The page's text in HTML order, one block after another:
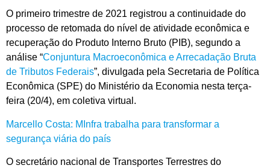
O primeiro trimestre de 2021 registrou a continuidade do
processo de retomada do nível de atividade econômica e
recuperação do Produto Interno Bruto (PIB), segundo a
análise “Conjuntura Macroeconômica e Arrecadação Bruta
de Tributos Federais”, divulgada pela Secretaria de Política
Econômica (SPE) do Ministério da Economia nesta terça-
feira (20/4), em coletiva virtual.
Marcello Costa: MInfra trabalha para transformar a
segurança viária do país
O secretário nacional de Transportes Terrestres do